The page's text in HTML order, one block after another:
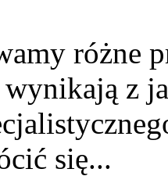
różne
z
się...